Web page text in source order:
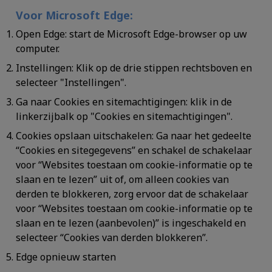
Voor Microsoft Edge:
Open Edge: start de Microsoft Edge-browser op uw
computer.
Instellingen: Klik op de drie stippen rechtsboven en
selecteer "Instellingen".
Ga naar Cookies en sitemachtigingen: klik in de
linkerzijbalk op "Cookies en sitemachtigingen".
Cookies opslaan uitschakelen: Ga naar het gedeelte
“Cookies en sitegegevens” en schakel de schakelaar
voor “Websites toestaan om cookie-informatie op te
slaan en te lezen” uit of, om alleen cookies van
derden te blokkeren, zorg ervoor dat de schakelaar
voor “Websites toestaan om cookie-informatie op te
slaan en te lezen (aanbevolen)” is ingeschakeld en
selecteer “Cookies van derden blokkeren”.
Edge opnieuw starten